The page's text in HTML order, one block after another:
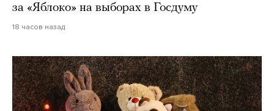
за «Яблоко» на выборах в Госдуму
18 часов назад